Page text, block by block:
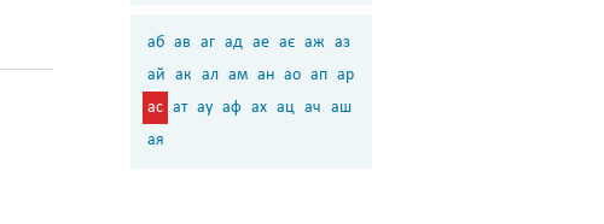
аб ав аг ад ае ає аж аз
ай ак ал ам ан ао ап ар
ас ат ау аф ах ац ач аш
ая